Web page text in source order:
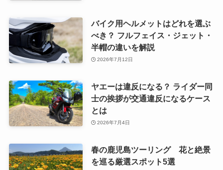
バイク用ヘルメットはどれを選ぶ
べき？ フルフェイス・ジェット・
半帽の違いを解説
2026年7月12日
ヤエーは違反になる？ ライダー同
士の挨拶が交通違反になるケース
とは
2026年7月4日
春の鹿児島ツーリング 花と絶景
を巡る厳選スポット5選